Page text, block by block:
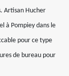
Artisan Hucher
à Pompiey dans le
pour ce type
de bureau pour